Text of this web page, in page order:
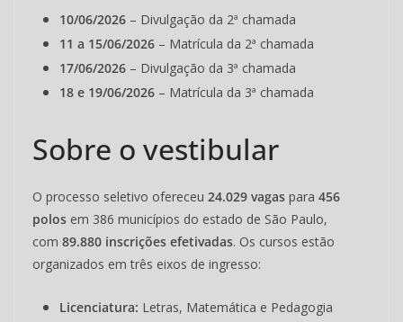
10/06/2026 – Divulgação da 2ª chamada
11 a 15/06/2026 – Matrícula da 2ª chamada
17/06/2026 – Divulgação da 3ª chamada
18 e 19/06/2026 – Matrícula da 3ª chamada
Sobre o vestibular
O processo seletivo ofereceu 24.029 vagas para 456
polos em 386 municípios do estado de São Paulo,
com 89.880 inscrições efetivadas. Os cursos estão
organizados em três eixos de ingresso:
Licenciatura: Letras, Matemática e Pedagogia